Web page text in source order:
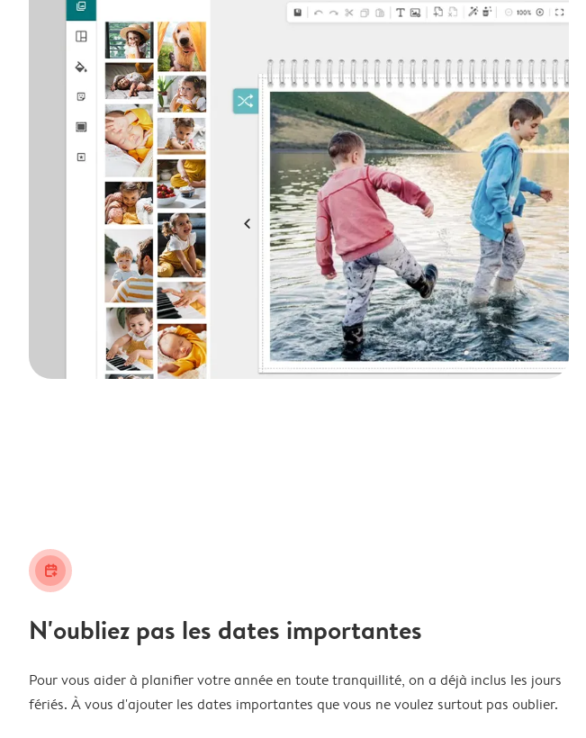
calendar_plus
N'oubliez pas les dates importantes
Pour vous aider à planifier votre année en toute tranquillité, on a déjà inclus les jours
fériés. À vous d'ajouter les dates importantes que vous ne voulez surtout pas oublier.